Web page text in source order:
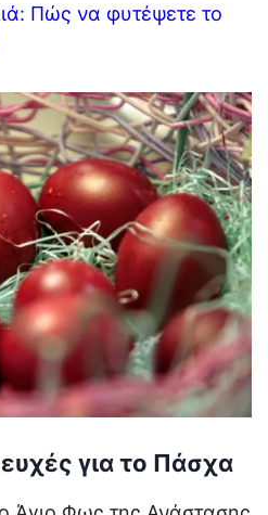
Πώς να φυτέψετε το
για το Πάσχα